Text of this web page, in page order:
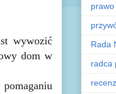
wywozić
dom w
Rada
radca